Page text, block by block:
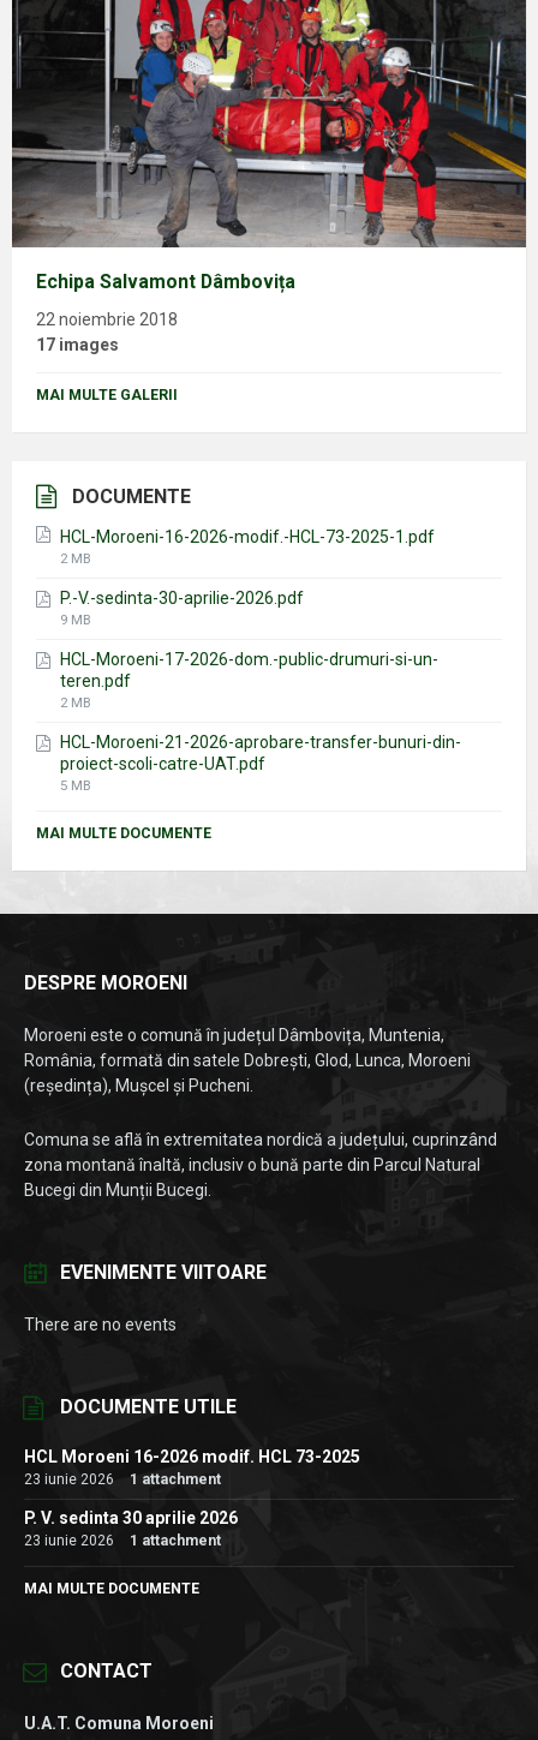
Echipa Salvamont Dâmbovița
22 noiembrie 2018
17 images
MAI MULTE GALERII
DOCUMENTE
HCL-Moroeni-16-2026-modif.-HCL-73-2025-1.pdf
File
2 MB
P.-V.-sedinta-30-aprilie-2026.pdf
File
9 MB
HCL-Moroeni-17-2026-dom.-public-drumuri-si-un-
teren.pdf
File
2 MB
HCL-Moroeni-21-2026-aprobare-transfer-bunuri-din-
proiect-scoli-catre-UAT.pdf
File
5 MB
MAI MULTE DOCUMENTE
DESPRE MOROENI
Moroeni este o comună în județul Dâmbovița, Muntenia,
România, formată din satele Dobrești, Glod, Lunca, Moroeni
(reședința), Mușcel și Pucheni.
Comuna se află în extremitatea nordică a județului, cuprinzând
zona montană înaltă, inclusiv o bună parte din Parcul Natural
Bucegi din Munții Bucegi.
EVENIMENTE VIITOARE
There are no events
DOCUMENTE UTILE
HCL Moroeni 16-2026 modif. HCL 73-2025
23 iunie 2026 1 attachment
P. V. sedinta 30 aprilie 2026
23 iunie 2026 1 attachment
MAI MULTE DOCUMENTE
CONTACT
U.A.T. Comuna Moroeni